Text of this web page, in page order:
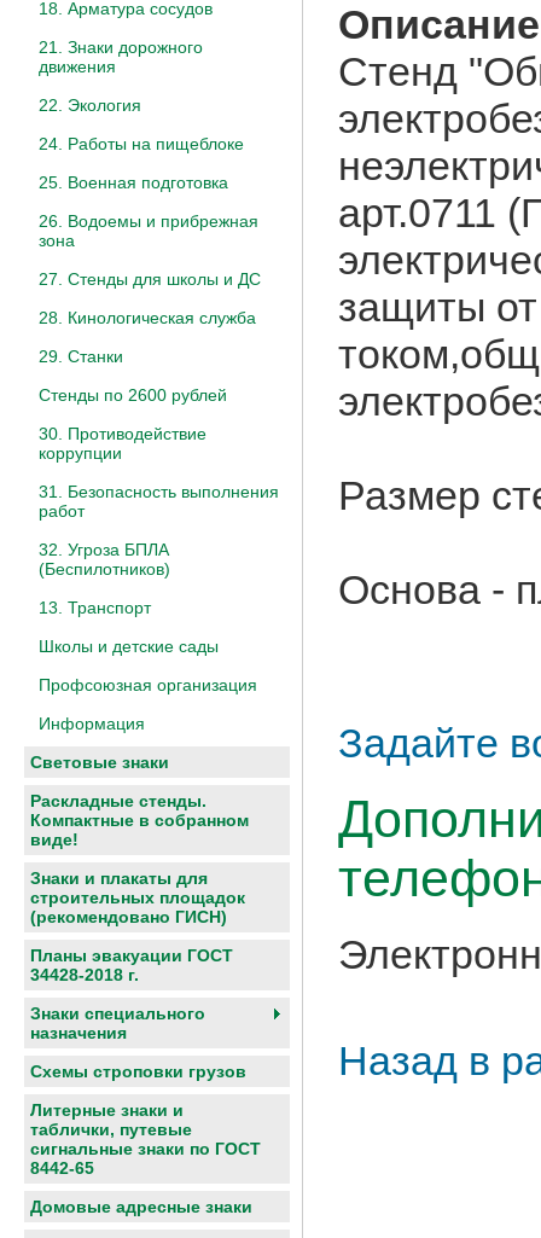
18. Арматура сосудов
21. Знаки дорожного
движения
22. Экология
24. Работы на пищеблоке
25. Военная подготовка
26. Водоемы и прибрежная
зона
27. Стенды для школы и ДС
28. Кинологическая служба
29. Станки
Стенды по 2600 рублей
30. Противодействие
коррупции
31. Безопасность выполнения
работ
32. Угроза БПЛА
(Беспилотников)
13. Транспорт
Школы и детские сады
Профсоюзная организация
Информация
Световые знаки
Раскладные стенды.
Компактные в собранном
виде!
Знаки и плакаты для
строительных площадок
(рекомендовано ГИСН)
Планы эвакуации ГОСТ
34428-2018 г.
Знаки специального
назначения
Схемы строповки грузов
Литерные знаки и
таблички, путевые
сигнальные знаки по ГОСТ
8442-65
Домовые адресные знаки
Стенд
арт.0711
защиты
Размер
Основа -
Задайте
Назад в